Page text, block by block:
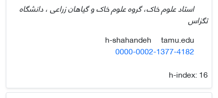
استاد علوم خاک، گروه علوم خاک و گیاهان زراعی ، دانشگاه
تگزاس
tamu.edu
0000-0002-1377-4182
h-index:16